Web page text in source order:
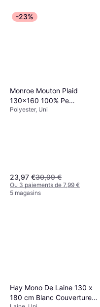
-23%
Monroe Mouton Plaid
130x160 100% Pe
Couverture Blanc
Polyester, Uni
23,97 €30,99 €
Ou 3 paiements de 7,99 €
5 magasins
Hay Mono De Laine 130 x
180 cm Blanc Couverture